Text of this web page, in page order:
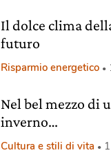
Il dolce clima
futuro
Risparmio energetico
Nel bel mezzo di
inverno…
Cultura e stili di vita